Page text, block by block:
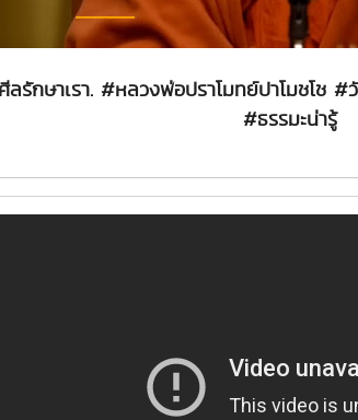
ลรักษาเรา. #หลวงพ่อปราโมทย์ปาโมชโช
#ธรรมะน่ารู้